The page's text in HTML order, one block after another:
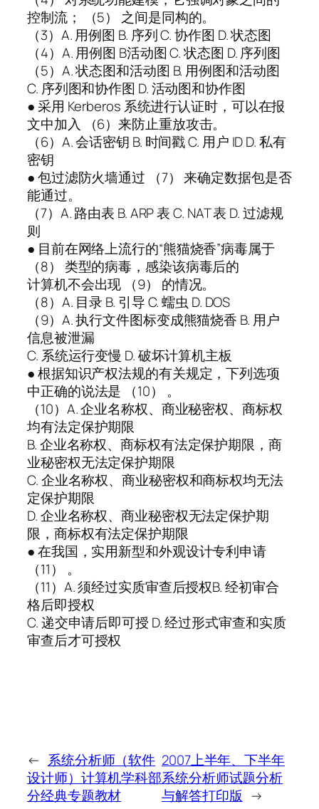
控制流； （5） 之间是同构的。
（3）A. 用例图 B. 序列 C. 协作图 D. 状态图
（4）A. 用例图 B活动图 C. 状态图 D. 序列图
（5）A. 状态图和活动图 B. 用例图和活动图
C. 序列图和协作图 D. 活动图和协作图
● 采用 Kerberos 系统进行认证时，可以在报
文中加入 （6）来防止重放攻击。
（6）A. 会话密钥 B. 时间戳 C. 用户 ID D. 私有
密钥
● 包过滤防火墙通过 （7） 来确定数据包是否
能通过。
（7）A. 路由表 B. ARP 表 C. NAT 表 D. 过滤规
则
● 目前在网络上流行的“熊猫烧香”病毒属于
（8） 类型的病毒，感染该病毒后的
计算机不会出现 （9） 的情况。
（8）A. 目录 B. 引导 C. 蠕虫 D. DOS
（9）A. 执行文件图标变成熊猫烧香 B. 用户
信息被泄漏
C. 系统运行变慢 D. 破坏计算机主板
● 根据知识产权法规的有关规定，下列选项
中正确的说法是 （10） 。
（10）A. 企业名称权、商业秘密权、商标权
均有法定保护期限
B. 企业名称权、商标权有法定保护期限，商
业秘密权无法定保护期限
C. 企业名称权、商业秘密权和商标权均无法
定保护期限
D. 企业名称权、商业秘密权无法定保护期
限，商标权有法定保护期限
● 在我国，实用新型和外观设计专利申请
（11） 。
（11）A. 须经过实质审查后授权B. 经初审合
格后即授权
C. 递交申请后即可授 D. 经过形式审查和实质
审查后才可授权
← 系统分析师（软件
设计师）计算机学科部
分经典专题教材
2007上半年、下半年
系统分析师试题分析
与解答打印版 →